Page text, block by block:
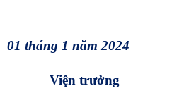
01 tháng 1 năm 2024
Viện trưởng